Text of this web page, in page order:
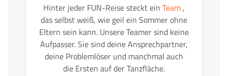
Hinter jeder FUN-Reise steckt ein Team,
das selbst weiß, wie geil ein Sommer ohne
Eltern sein kann. Unsere Teamer sind keine
Aufpasser. Sie sind deine Ansprechpartner,
deine Problemlöser und manchmal auch
die Ersten auf der Tanzfläche.